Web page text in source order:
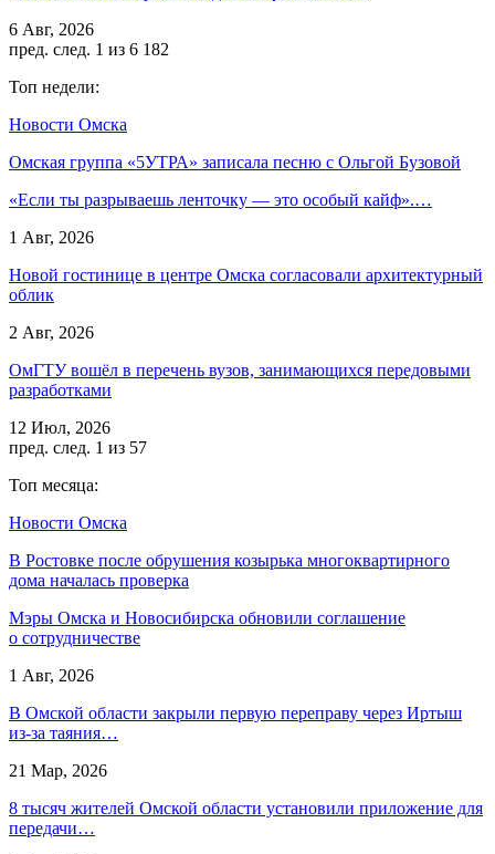
6 Авг, 2026
пред. след. 1 из 6 182
Топ недели:
Новости Омска
Омская группа «5УТРА» записала песню с Ольгой Бузовой
«Если ты разрываешь ленточку — это особый кайф».…
1 Авг, 2026
Новой гостинице в центре Омска согласовали архитектурный
облик
2 Авг, 2026
ОмГТУ вошёл в перечень вузов, занимающихся передовыми
разработками
12 Июл, 2026
пред. след. 1 из 57
Топ месяца:
Новости Омска
В Ростовке после обрушения козырька многоквартирного
дома началась проверка
Мэры Омска и Новосибирска обновили соглашение
о сотрудничестве
1 Авг, 2026
В Омской области закрыли первую переправу через Иртыш
из-за таяния…
21 Мар, 2026
8 тысяч жителей Омской области установили приложение для
передачи…